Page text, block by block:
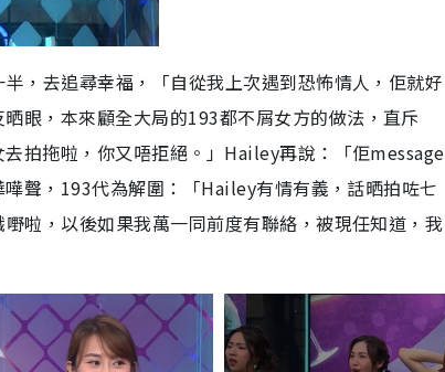
，去追尋幸福，「自從我上次遇到恐怖情人，佢就好
眼，本來顧全大局的193都不屑女方的做法，直斥
拍拖啦，你又唔拒絕。」Hailey再說：「佢message
聲，193代為解圍：「Hailey有情有義，話晒拍咗七
啦，以後如果我萬一同前度有聯絡，被現任知道，我